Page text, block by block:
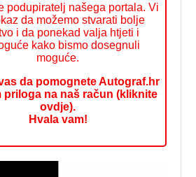
podupiratelj našega portala. Vi
da možemo stvarati bolje
i da ponekad valja htjeti i
kako bismo dosegnuli
moguće.
da pomognete Autograf.hr
priloga na naš račun (kliknite
ovdje).
Hvala vam!